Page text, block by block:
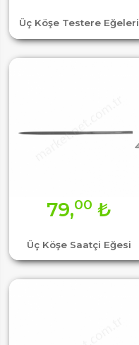
Üç Köşe Testere Eğeleri
Üç Köşe Saatçi Eğesi
79,00 ₺